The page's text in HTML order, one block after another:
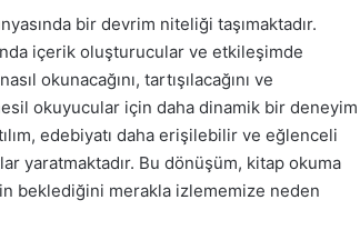
bir devrim niteliği taşımaktadır.
içerik oluşturucular ve etkileşimde
okunacağını, tartışılacağını ve
okuyucular için daha dinamik bir deneyim
edebiyatı daha erişilebilir ve eğlenceli
yaratmaktadır. Bu dönüşüm, kitap okuma
beklediğini merakla izlememize neden